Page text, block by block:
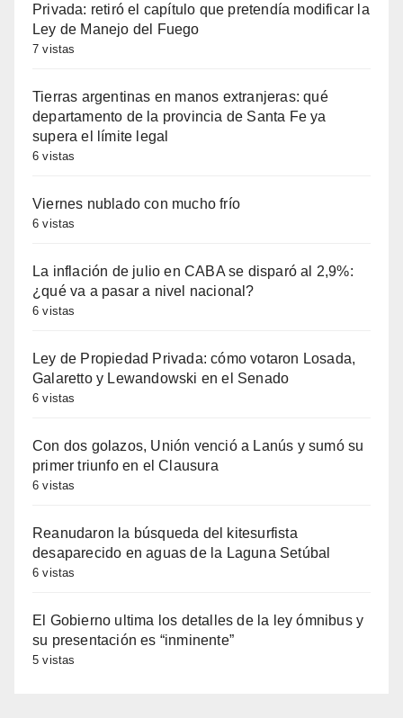
Privada: retiró el capítulo que pretendía modificar la
Ley de Manejo del Fuego
7 vistas
Tierras argentinas en manos extranjeras: qué
departamento de la provincia de Santa Fe ya
supera el límite legal
6 vistas
Viernes nublado con mucho frío
6 vistas
La inflación de julio en CABA se disparó al 2,9%:
¿qué va a pasar a nivel nacional?
6 vistas
Ley de Propiedad Privada: cómo votaron Losada,
Galaretto y Lewandowski en el Senado
6 vistas
Con dos golazos, Unión venció a Lanús y sumó su
primer triunfo en el Clausura
6 vistas
Reanudaron la búsqueda del kitesurfista
desaparecido en aguas de la Laguna Setúbal
6 vistas
El Gobierno ultima los detalles de la ley ómnibus y
su presentación es “inminente”
5 vistas